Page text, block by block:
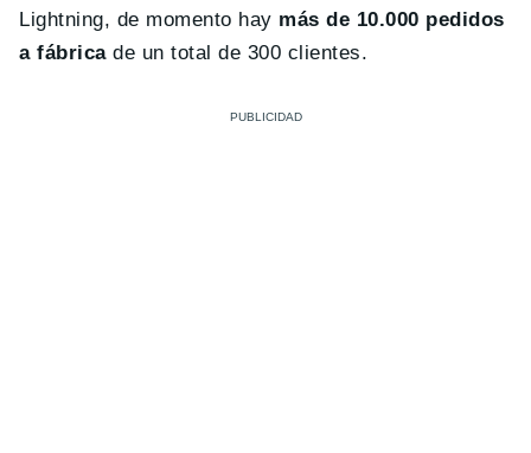
Lightning, de momento hay más de 10.000 pedidos
a fábricade un total de 300 clientes.